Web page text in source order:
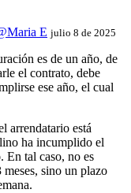
E julio 8 de 2025
es de un año, de
el contrato, debe
ese año, el cual
arrendatario está
ha incumplido el
En tal caso, no es
sino un plazo